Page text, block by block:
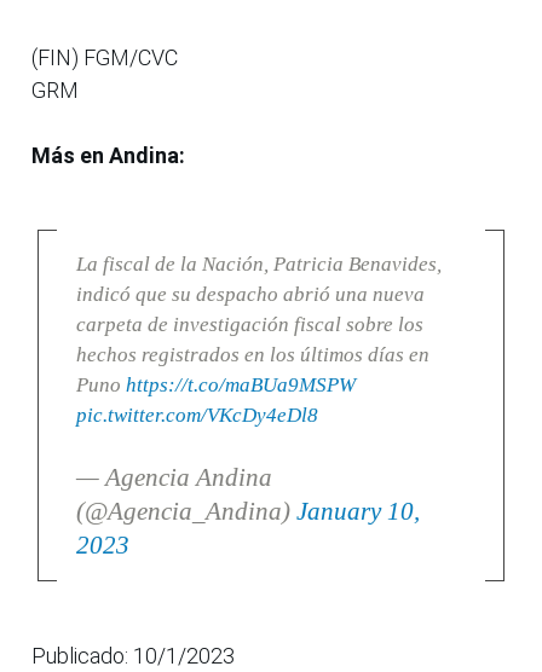
(FIN) FGM/CVC
GRM
Más en Andina:
La fiscal de la Nación, Patricia Benavides,
indicó que su despacho abrió una nueva
carpeta de investigación fiscal sobre los
hechos registrados en los últimos días en
Puno https://t.co/maBUa9MSPW
pic.twitter.com/VKcDy4eDl8
— Agencia Andina
(@Agencia_Andina) January 10,
2023
Publicado: 10/1/2023